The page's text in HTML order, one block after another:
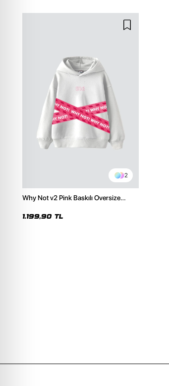
2
Why Not v2 Pink Baskılı Oversize
1.199,90 TL